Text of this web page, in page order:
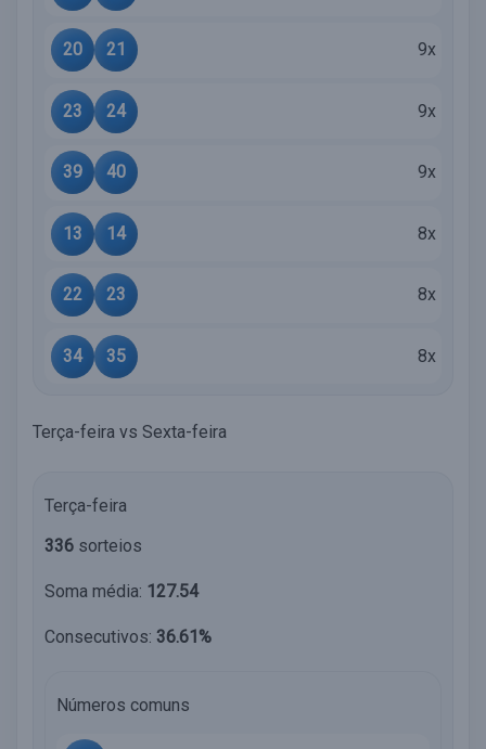
20 21 9x
23 24 9x
39 40 9x
13 14 8x
22 23 8x
34 35 8x
Terça-feira vs Sexta-feira
Terça-feira
336 sorteios
Soma média: 127.54
Consecutivos: 36.61%
Números comuns